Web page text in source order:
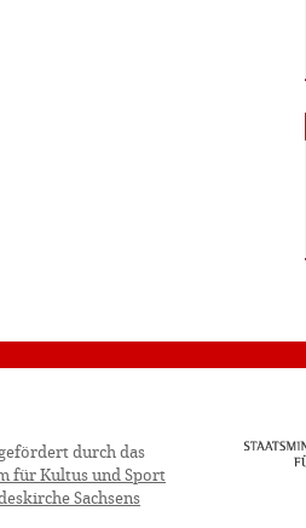
durch das
für Kultus und Sport
Sachsens